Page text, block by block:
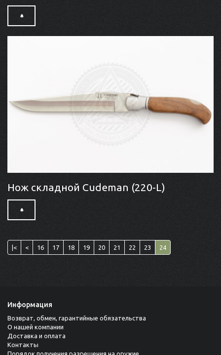
Нож складной Cudeman (220-L)
|< < 16 17 18 19 20 21 22 23 24
Информация
Возврат, обмен, гарантийные обязательства
О нашей компании
Доставка и оплата
Контакты